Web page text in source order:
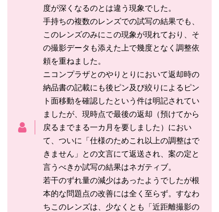
度が深くなるのとは違う現象でした。
手持ちの複数のレンズでの試写の結果でも、
このレンズのみにこの現象が現れており、そ
の撮影データも添えた上で幾度となく調整依
頼を重ねました。
ニコンプラザとのやりとりにおいて返却時の
納品書の記載にも後ピン及び絞りによるピン
ト面移動を確認したという件は明記されてい
ましたが、現時点で最後の返却（預けてから
戻るまでまる一カ月を要しました）におい
て、ついに「仕様のためこれ以上の調整はで
きません」との文言にて返送され、案の定と
言うべきか試写の結果はネガティブ。
若干のずれ量の減少はあったようでしたが根
本的な問題点の改善には全く至らず。すなわ
ちこのレンズは、少なくとも「近距離撮影の